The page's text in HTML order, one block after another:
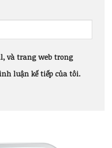
và trang web trong
luận kế tiếp của tôi.